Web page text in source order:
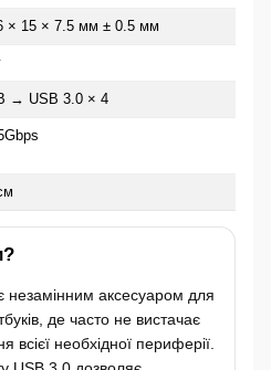
× 15 × 7.5 мм ± 0.5 мм
→ USB 3.0 × 4
незамінним аксесуаром для
де часто не вистачає
всієї необхідної периферії.